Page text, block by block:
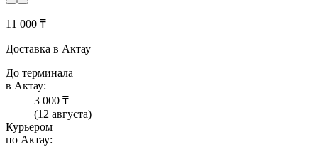
11 000 ₸
Доставка в Актау
До терминала
в Актау:
3 000 ₸
(12 августа)
Курьером
по Актау: